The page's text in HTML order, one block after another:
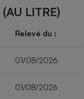
LITRE)
Relevé du :
01/08/2026
01/08/2026